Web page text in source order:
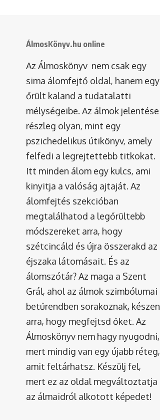
ÁlmosKönyv.hu online
Az Álmoskönyv nem csak egy
sima álomfejtő oldal, hanem egy
őrült kaland a tudatalatti
mélységeibe. Az álmok jelentése
részleg olyan, mint egy
pszichedelikus útikönyv, amely
felfedi a legrejtettebb titkokat.
Itt minden álom egy kulcs, ami
kinyitja a valóság ajtaját. Az
álomfejtés szekcióban
megtalálhatod a legőrültebb
módszereket arra, hogy
szétcincáld és újra összerakd az
éjszaka látomásait. És az
álomszótár? Az maga a Szent
Grál, ahol az álmok szimbólumai
betűrendben sorakoznak, készen
arra, hogy megfejtsd őket. Az
Álmoskönyv nem hagy nyugodni,
mert mindig van egy újabb réteg,
amit feltárhatsz. Készülj fel,
mert ez az oldal megváltoztatja
az álmaidról alkotott képedet!